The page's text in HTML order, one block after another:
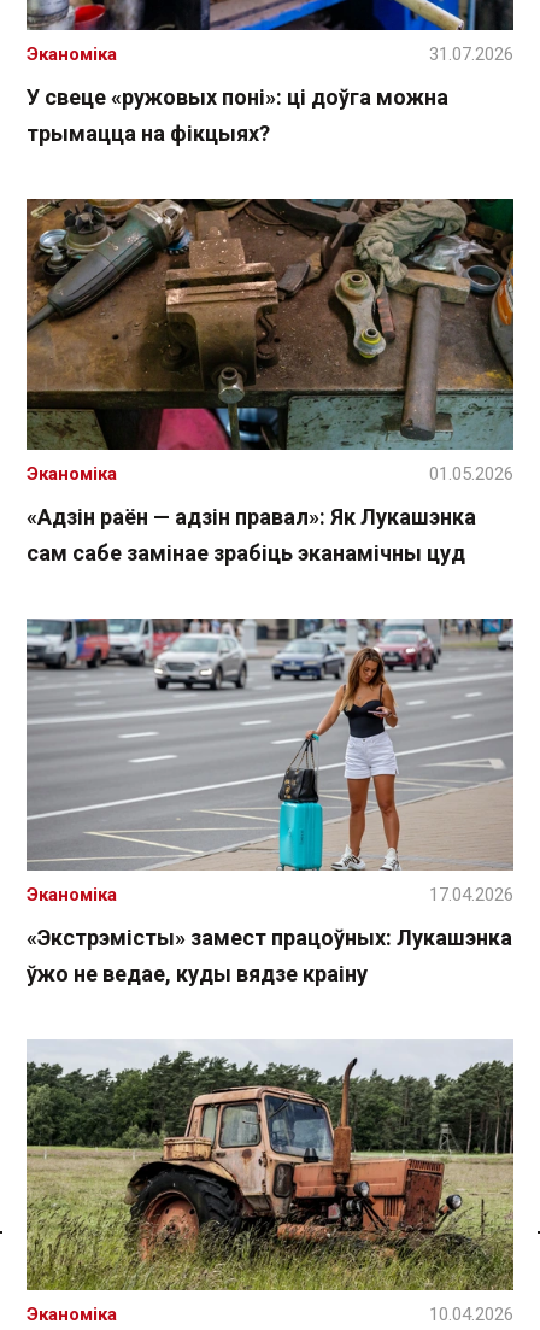
Спасылка без VPN
У свеце «ружовых поні»: ці доўга можна
трымацца на фікцыях?
Эканоміка 31.07.2026
«Адзін раён — адзін правал»: Як Лукашэнка
сам сабе замінае зрабіць эканамічны цуд
Эканоміка 01.05.2026
«Экстрэмісты» замест працоўных: Лукашэнка
ўжо не ведае, куды вядзе краіну
Эканоміка 17.04.2026
Эканоміка 10.04.2026